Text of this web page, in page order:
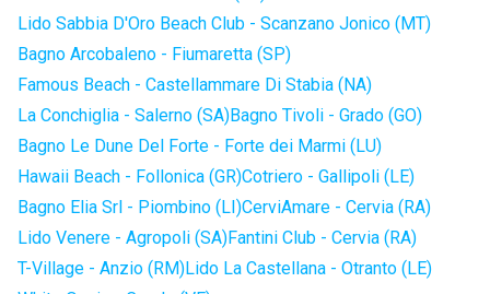
Lido Sabbia D'Oro Beach Club - Scanzano Jonico (MT)
Bagno Arcobaleno - Fiumaretta (SP)
Famous Beach - Castellammare Di Stabia (NA)
La Conchiglia - Salerno (SA)Bagno Tivoli - Grado (GO)
Bagno Le Dune Del Forte - Forte dei Marmi (LU)
Hawaii Beach - Follonica (GR)Cotriero - Gallipoli (LE)
Bagno Elia Srl - Piombino (LI)CerviAmare - Cervia (RA)
Lido Venere - Agropoli (SA)Fantini Club - Cervia (RA)
T-Village - Anzio (RM)Lido La Castellana - Otranto (LE)